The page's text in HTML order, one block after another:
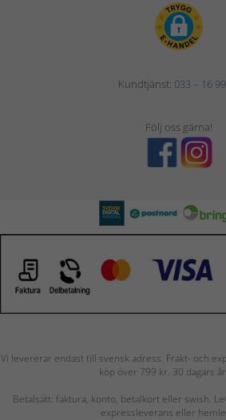
Kundtjänst: 033 – 16
Följ oss gärna!
Vi levererar endast till svensk adress. Frakt- och
köp över 799 kr. 30 dagars
Betalsätt: faktura, konto, betalkort eller swish.
expressleverans eller